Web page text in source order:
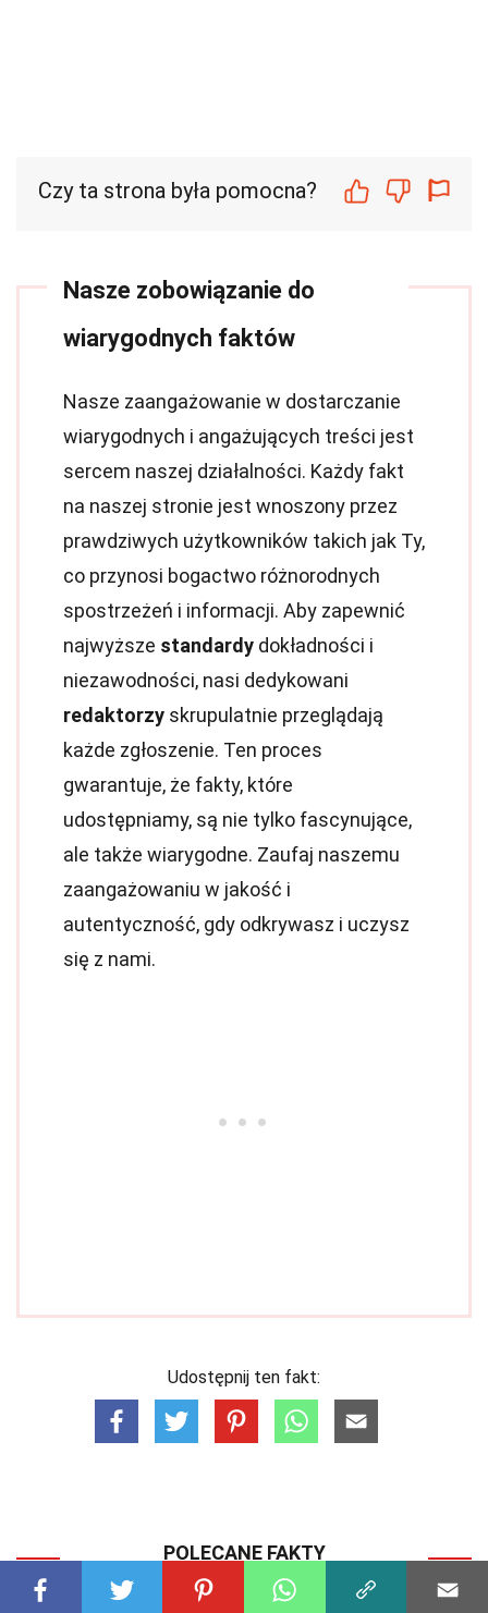
Czy ta strona była pomocna?
Nasze zobowiązanie do
wiarygodnych faktów
Nasze zaangażowanie w dostarczanie
wiarygodnych i angażujących treści jest
sercem naszej działalności. Każdy fakt
na naszej stronie jest wnoszony przez
prawdziwych użytkowników takich jak Ty,
co przynosi bogactwo różnorodnych
spostrzeżeń i informacji. Aby zapewnić
najwyższe standardy dokładności i
niezawodności, nasi dedykowani
redaktorzy skrupulatnie przeglądają
każde zgłoszenie. Ten proces
gwarantuje, że fakty, które
udostępniamy, są nie tylko fascynujące,
ale także wiarygodne. Zaufaj naszemu
zaangażowaniu w jakość i
autentyczność, gdy odkrywasz i uczysz
się z nami.
Udostępnij ten fakt:
POLECANE FAKTY
FILOZOFIA
31 Fakty O Rasizm